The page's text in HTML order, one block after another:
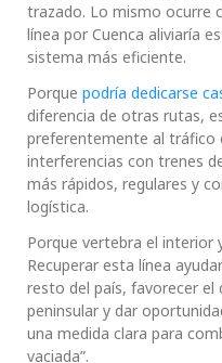
trazado. Lo mismo ocurre
línea por Cuenca aliviaría
sistema más eficiente.
Porque podría dedicarse
diferencia de otras rutas,
preferentemente al tráfico
interferencias con trenes
más rápidos, regulares y
logística.
Porque vertebra el interior
Recuperar esta línea
resto del país, favorecer
peninsular y dar
una medida clara para
vaciada”.